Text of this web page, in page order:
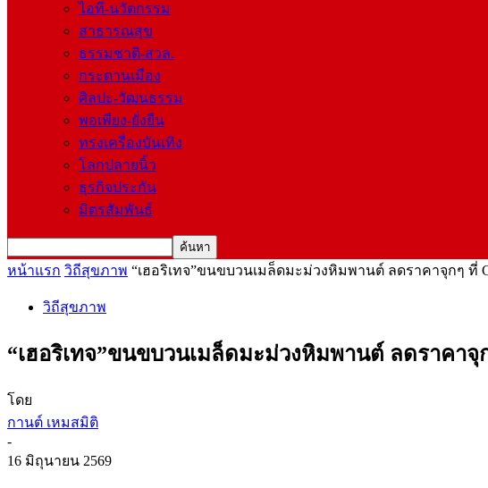
ไอที-นวัตกรรม
สาธารณสุข
ธรรมชาติ-สวล.
กระดานเมือง
ศิลปะ-วัฒนธรรม
พอเพียง-ยั่งยืน
ทรงเครื่องบันเทิง
โลกปลายนิ้ว
ธุรกิจประกัน
มิตรสัมพันธ์
หน้าแรก วิถีสุขภาพ “เฮอริเทจ”ขนขบวนเมล็ดมะม่วงหิมพานต์ ลดราคาจุกๆ ที่
วิถีสุขภาพ
“เฮอริเทจ”ขนขบวนเมล็ดมะม่วงหิมพานต์ ลดราคาจุ
โดย
กานต์ เหมสมิติ
-
16 มิถุนายน 2569